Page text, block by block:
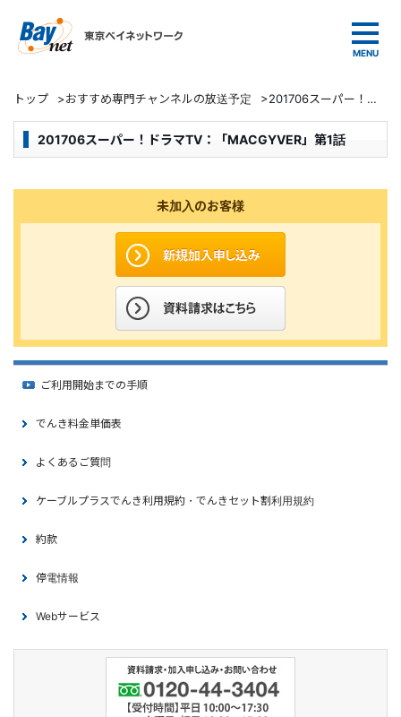
トップ >おすすめ専門チャンネルの放送予定 >201706スーパー！ドラマTV：「MACGYVER」第1話
201706スーパー！ドラマTV：「MACGYVER」第1話
未加入のお客様
ご利用開始までの手順
でんき料金単価表
よくあるご質問
ケーブルプラスでんき利用規約・でんきセット割利用規約
約款
停電情報
Webサービス